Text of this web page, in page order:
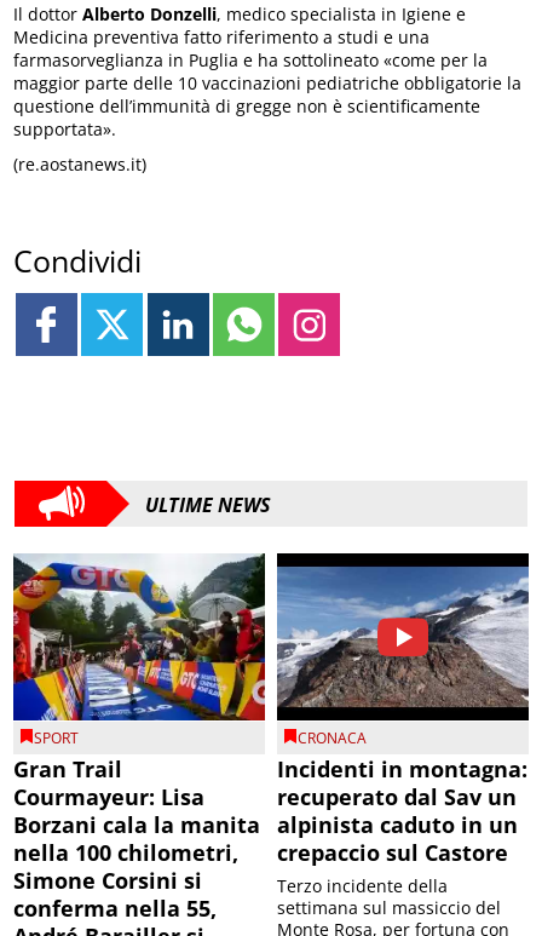
Il dottorAlberto Donzelli, medico specialista in Igiene e
Medicina preventiva fatto riferimento a studi e una
farmasorveglianza in Puglia e ha sottolineato «come per la
maggior parte delle 10 vaccinazioni pediatriche obbligatorie la
questione dell’immunità di gregge non è scientificamente
supportata».
(re.aostanews.it)
Condividi
ULTIME NEWS
SPORT
Gran Trail
Courmayeur: Lisa
Borzani cala la manita
nella 100 chilometri,
Simone Corsini si
conferma nella 55,
CRONACA
Incidenti in montagna:
recuperato dal Sav un
alpinista caduto in un
crepaccio sul Castore
Terzo incidente della
settimana sul massiccio del
Monte Rosa, per fortuna con